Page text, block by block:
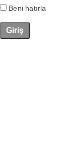
Beni hatırla